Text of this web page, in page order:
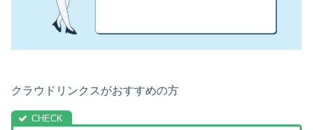
クラウドリンクスがおすすめの方